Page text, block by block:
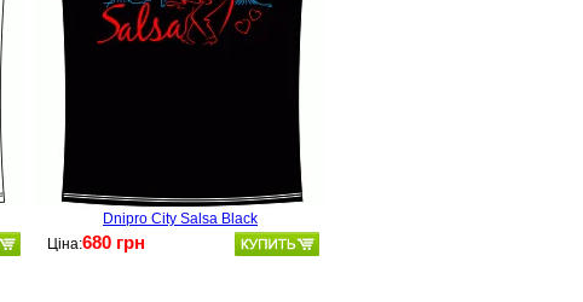
Dnipro City Salsa Black
Ціна:680 грн